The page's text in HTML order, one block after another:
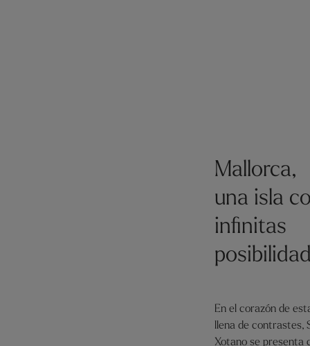
Mallorca,
una isla
infinitas
En el corazón de
llena de contrastes,
Xotano se presenta